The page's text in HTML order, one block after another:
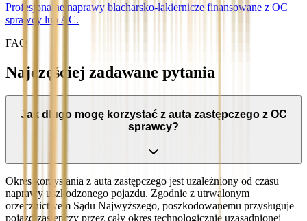
Profesjonalne naprawy blacharsko-lakiernicze finansowane z OC
sprawcy lub AC.
FAQ
Najczęściej zadawane pytania
Jak długo mogę korzystać z auta zastępczego z OC
sprawcy?
Okres korzystania z auta zastępczego jest uzależniony od czasu
naprawy uszkodzonego pojazdu. Zgodnie z utrwalonym
orzecznictwem Sądu Najwyższego, poszkodowanemu przysługuje
pojazd zastępczy przez cały okres technologicznie uzasadnionej